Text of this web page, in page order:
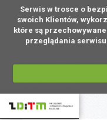
Serwis w trosce o
swoich Klientów,
które są
przeglądania